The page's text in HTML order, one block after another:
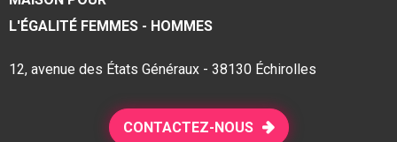
L'ÉGALITÉ FEMMES - HOMMES
12, avenue des États Généraux - 38130 Échirolles
CONTACTEZ-NOUS